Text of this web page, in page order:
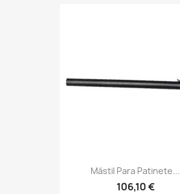
Mástil Para Patinete...
106,10 €